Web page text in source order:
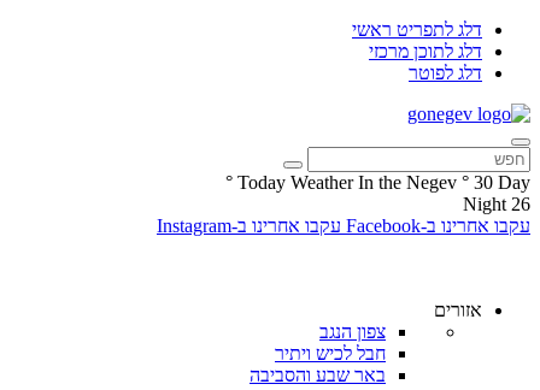
דלג לתפריט ראשי
דלג לתוכן מרכזי
דלג לפוטר
Today Weather In the Negev ° 30 Day
°
26
Night
עקבו אחרינו ב-Facebook
עקבו אחרינו ב-Instagram
אזורים
צפון הנגב
חבל לכיש ויתיר
באר שבע והסביבה